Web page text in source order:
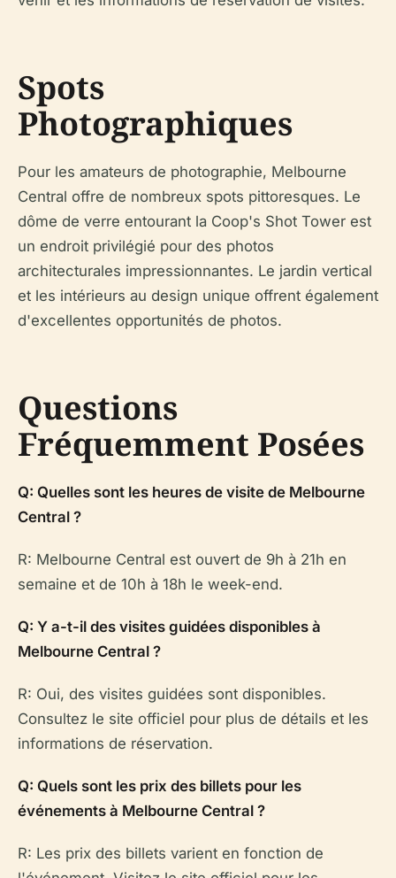
Spots
Photographiques
Pour les amateurs de photographie, Melbourne
Central offre de nombreux spots pittoresques. Le
dôme de verre entourant la Coop's Shot Tower est
un endroit privilégié pour des photos
architecturales impressionnantes. Le jardin vertical
et les intérieurs au design unique offrent également
d'excellentes opportunités de photos.
Questions
Fréquemment Posées
Q: Quelles sont les heures de visite de Melbourne
Central ?
R: Melbourne Central est ouvert de 9h à 21h en
semaine et de 10h à 18h le week-end.
Q: Y a-t-il des visites guidées disponibles à
Melbourne Central ?
R: Oui, des visites guidées sont disponibles.
Consultez le site officiel pour plus de détails et les
informations de réservation.
Q: Quels sont les prix des billets pour les
événements à Melbourne Central ?
R: Les prix des billets varient en fonction de